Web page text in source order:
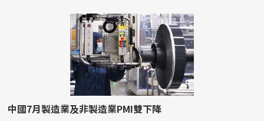
中國7月製造業及非製造業PMI雙下降